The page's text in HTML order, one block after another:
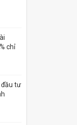
chỉ
đầu tư